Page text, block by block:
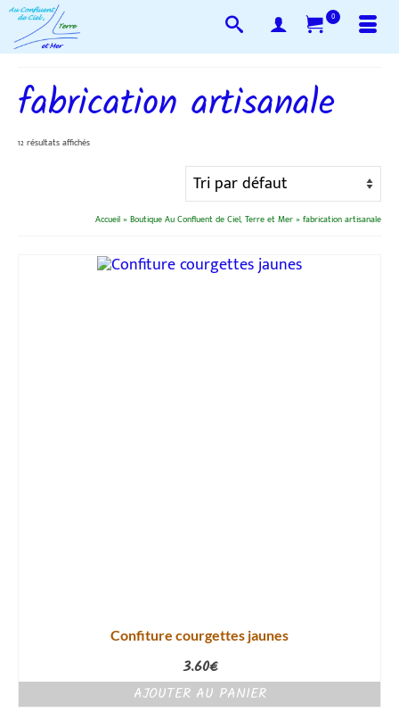
0
fabrication artisanale
12 résultats affichés
Accueil»Boutique Au Confluent de Ciel, Terre et Mer»fabrication artisanale
Confiture courgettes jaunes
3.60€
AJOUTER AU PANIER